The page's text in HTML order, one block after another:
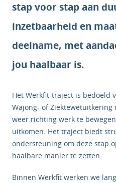
stap voor stap aan
inzetbaarheid en
deelname, met
jou haalbaar is.
Het Werkfit-traject is bedoeld
Wajong- of Ziektewetuitkering
weer richting werk te
uitkomen. Het traject biedt
ondersteuning om deze stap
haalbare manier te zetten.
Binnen Werkfit werken we